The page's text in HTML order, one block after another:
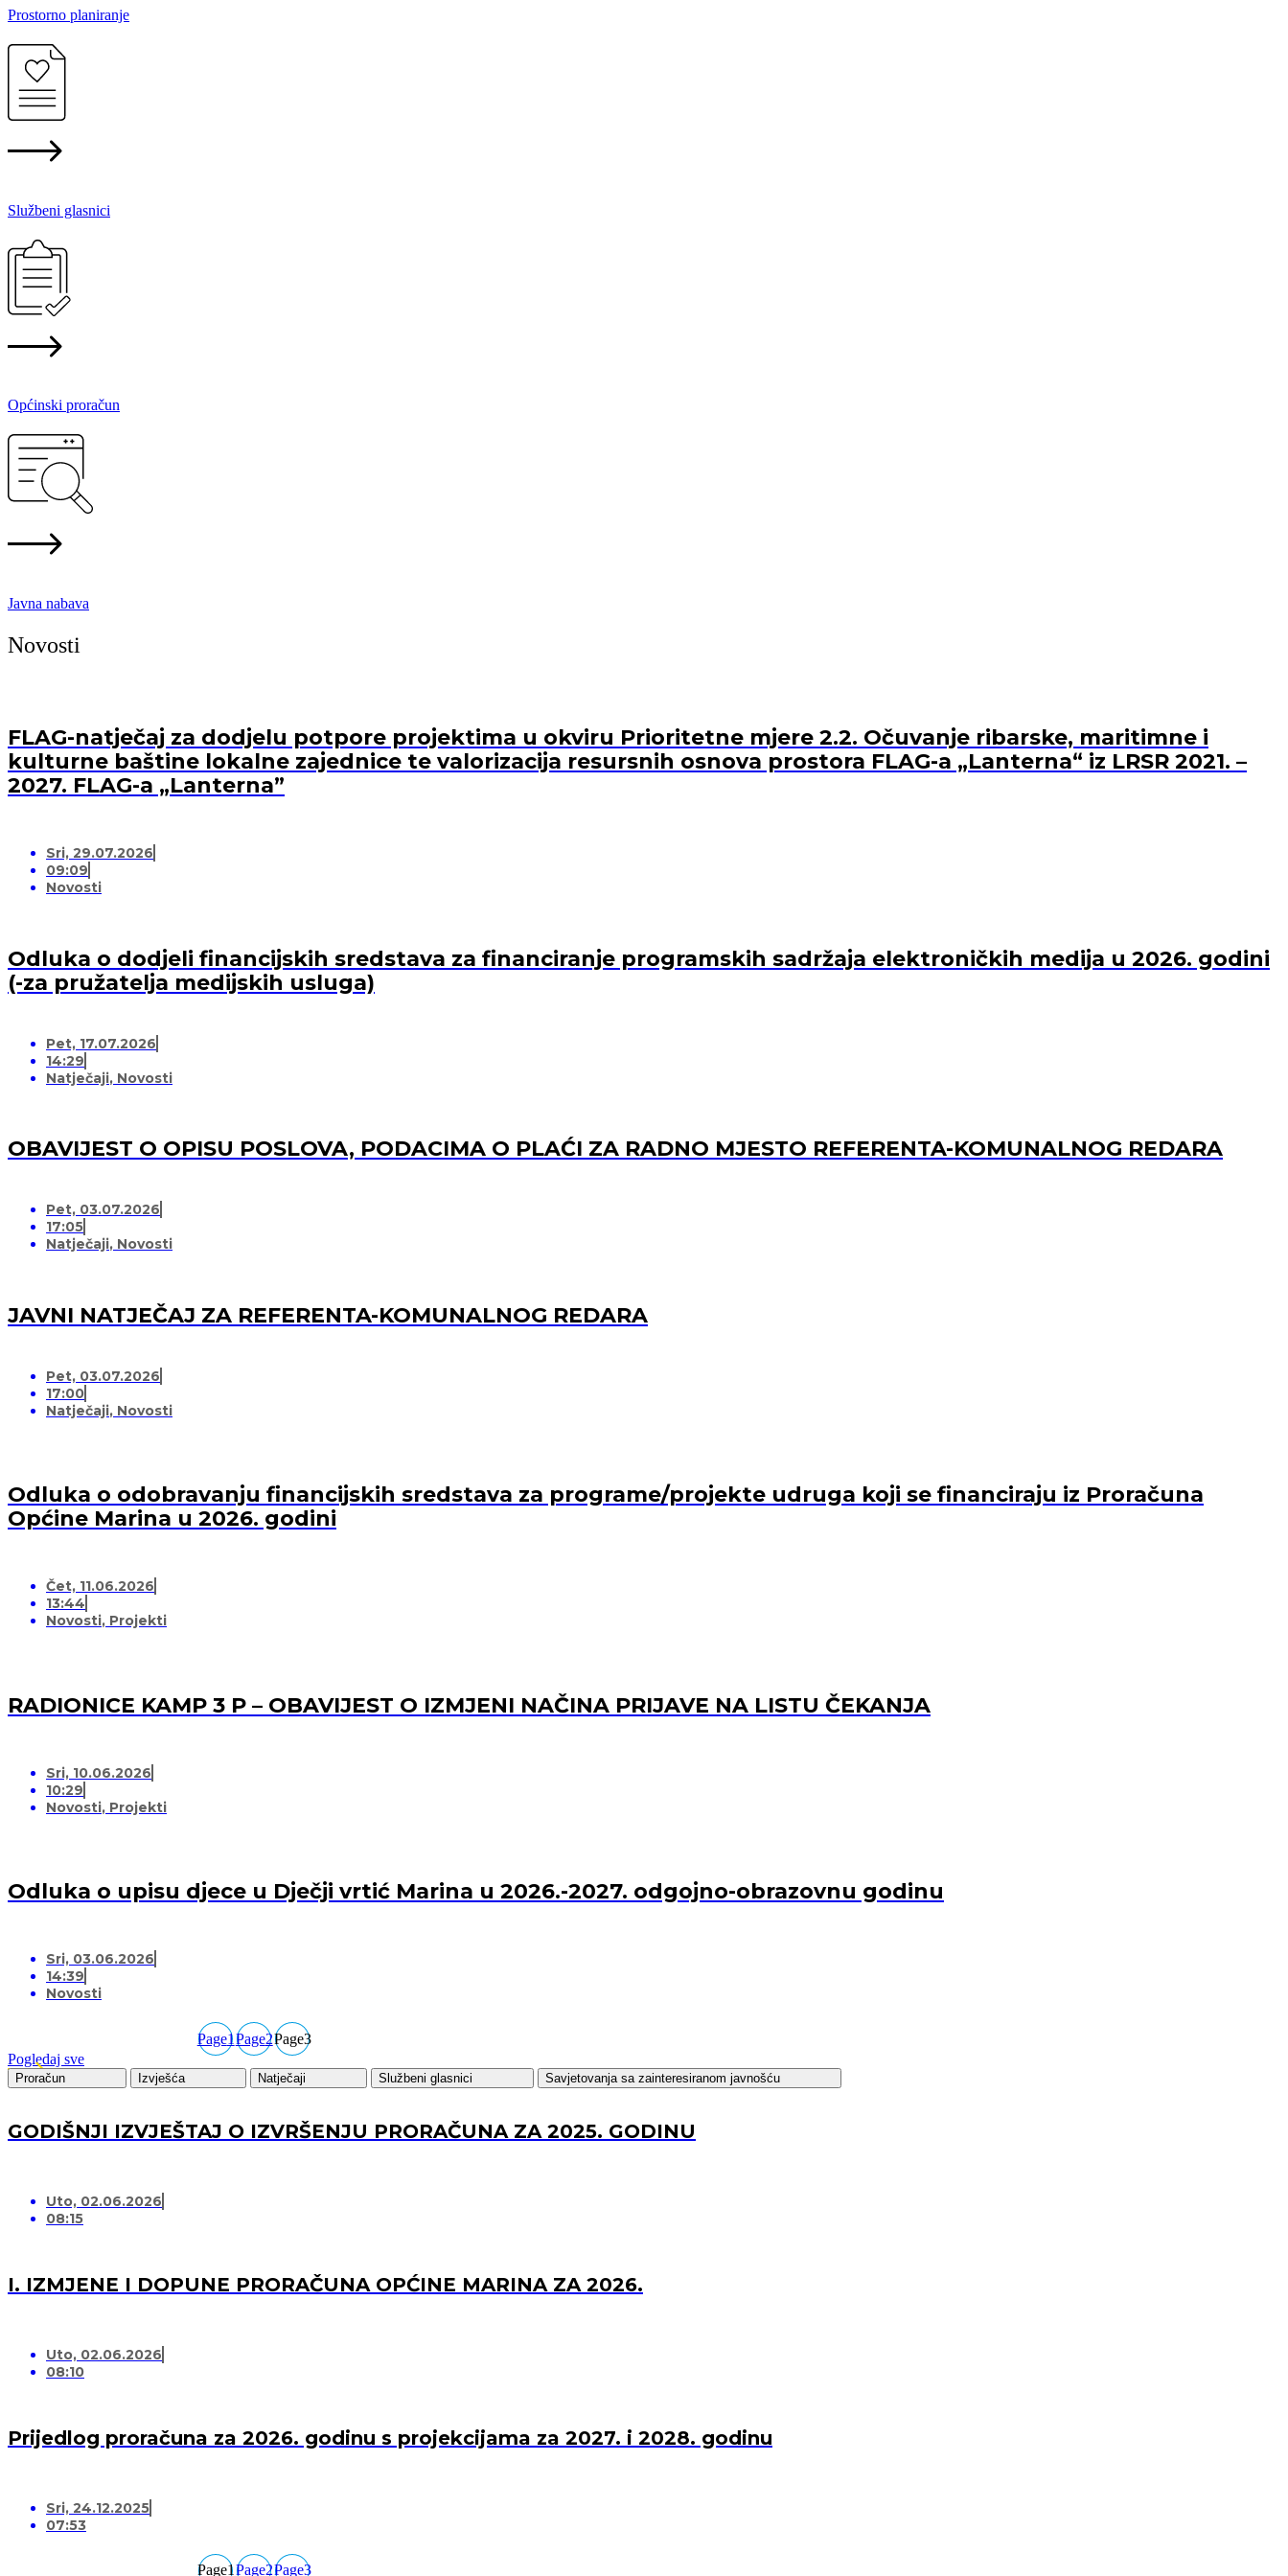
Prostorno planiranje
Službeni glasnici
Općinski proračun
Javna nabava
Novosti
FLAG-natječaj za dodjelu potpore projektima u okviru Prioritetne mjere 2.2. Očuvanje ribarske, maritimne i
kulturne baštine lokalne zajednice te valorizacija resursnih osnova prostora FLAG-a „Lanterna“ iz LRSR 2021. –
2027. FLAG-a „Lanterna”
Sri, 29.07.2026
09:09
Novosti
Odluka o dodjeli financijskih sredstava za financiranje programskih sadržaja elektroničkih medija u 2026. godini
(-za pružatelja medijskih usluga)
Pet, 17.07.2026
14:29
Natječaji, Novosti
OBAVIJEST O OPISU POSLOVA, PODACIMA O PLAĆI ZA RADNO MJESTO REFERENTA-KOMUNALNOG REDARA
Pet, 03.07.2026
17:05
Natječaji, Novosti
JAVNI NATJEČAJ ZA REFERENTA-KOMUNALNOG REDARA
Pet, 03.07.2026
17:00
Natječaji, Novosti
Odluka o odobravanju financijskih sredstava za programe/projekte udruga koji se financiraju iz Proračuna
Općine Marina u 2026. godini
Čet, 11.06.2026
13:44
Novosti, Projekti
RADIONICE KAMP 3 P – OBAVIJEST O IZMJENI NAČINA PRIJAVE NA LISTU ČEKANJA
Sri, 10.06.2026
10:29
Novosti, Projekti
Odluka o upisu djece u Dječji vrtić Marina u 2026.-2027. odgojno-obrazovnu godinu
Sri, 03.06.2026
14:39
Novosti
Page1Page2Page3
Pogledaj sve
Proračun Izvješća Natječaji Službeni glasnici Savjetovanja sa zainteresiranom javnošću
GODIŠNJI IZVJEŠTAJ O IZVRŠENJU PRORAČUNA ZA 2025. GODINU
Uto, 02.06.2026
08:15
I. IZMJENE I DOPUNE PRORAČUNA OPĆINE MARINA ZA 2026.
Uto, 02.06.2026
08:10
Prijedlog proračuna za 2026. godinu s projekcijama za 2027. i 2028. godinu
Sri, 24.12.2025
07:53
Page1Page2Page3